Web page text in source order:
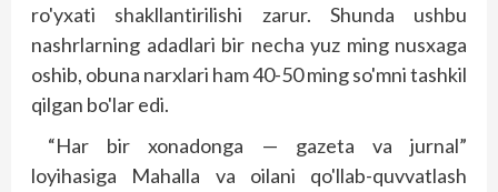
ro'yxati shakl­lantirilishi zarur. Shunda ushbu
nashrlarning adadlari bir necha yuz ming nusxaga
oshib, obuna narxlari ham 40-50 ming so'mni tashkil
qilgan bo'lar edi.
“Har bir xonadonga — gazeta va jurnal”
loyihasiga Mahalla va oilani qo'llab-quvvatlash